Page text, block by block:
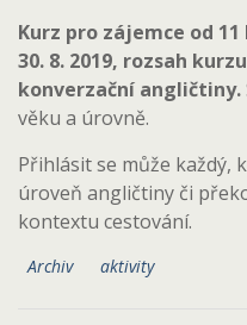
Kurz pro zájemce od
30. 8. 2019, rozsah
konverzační angličtiny.
věku a úrovně.
Přihlásit se může každý,
úroveň angličtiny či
kontextu cestování.
Archiv aktivity